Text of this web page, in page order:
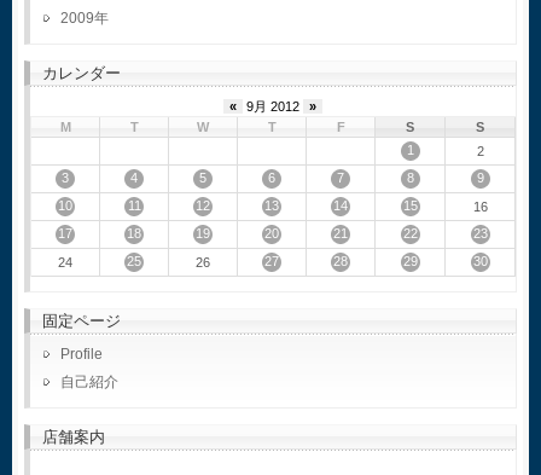
2009
カレンダー
« 9月 2012
»
M
T W T F S
S
1
2
3
4 5 6 7 8
9
10
11 12 13 14 15
16
17
18 19 20 21 22
23
24
25 26 27 28 29 30
固定ページ
Profile
自己紹介
店舗案内